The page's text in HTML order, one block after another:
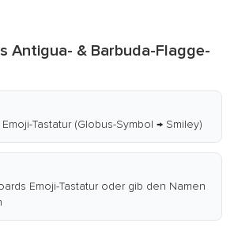
Antigua- & Barbuda-Flagge-
Tastatur (Globus-Symbol → Smiley)
Emoji-Tastatur oder gib den Namen